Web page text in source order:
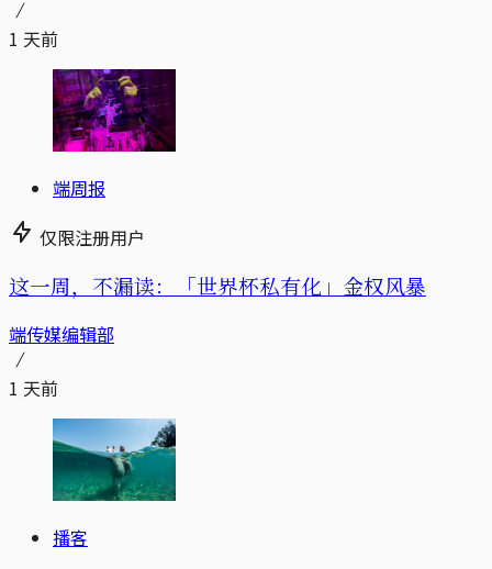
1 天前
端周报
仅限注册用户
这一周，不漏读：「世界杯私有化」金权风暴
端传媒编辑部
1 天前
播客